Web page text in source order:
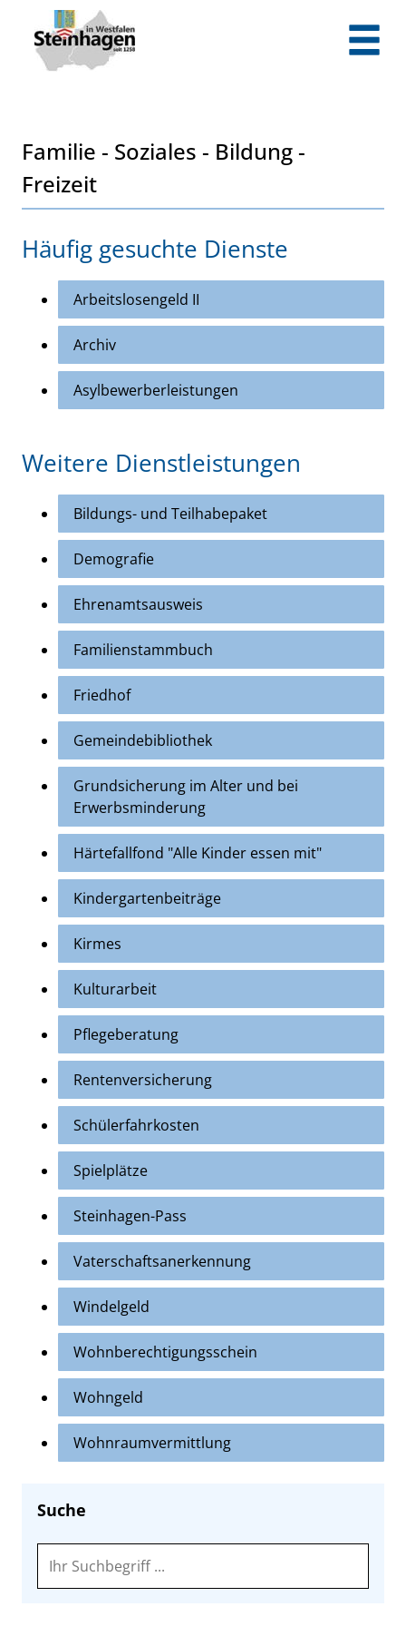
Zum Hauptinhalt springen
Zum Header
Zum Hauptinhalt
Zum Footer
Familie - Soziales - Bildung -
Freizeit
Häufig gesuchte Dienste
Arbeitslosengeld II
Archiv
Asylbewerberleistungen
Weitere Dienstleistungen
Bildungs- und Teilhabepaket
Demografie
Ehrenamtsausweis
Familienstammbuch
Friedhof
Gemeindebibliothek
Grundsicherung im Alter und bei
Erwerbsminderung
Härtefallfond "Alle Kinder essen mit"
Kindergartenbeiträge
Kirmes
Kulturarbeit
Pflegeberatung
Rentenversicherung
Schülerfahrkosten
Spielplätze
Steinhagen-Pass
Vaterschaftsanerkennung
Windelgeld
Wohnberechtigungsschein
Wohngeld
Wohnraumvermittlung
Suche